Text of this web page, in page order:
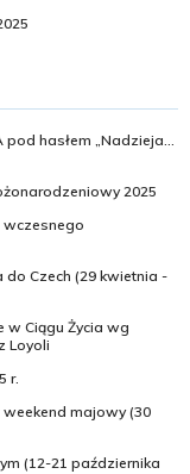
pod hasłem „Nadzieja...
2025
wczesnego
Czech (29 kwietnia -
w Ciągu Życia wg
Loyoli
r.
majowy (30
(12-21 października